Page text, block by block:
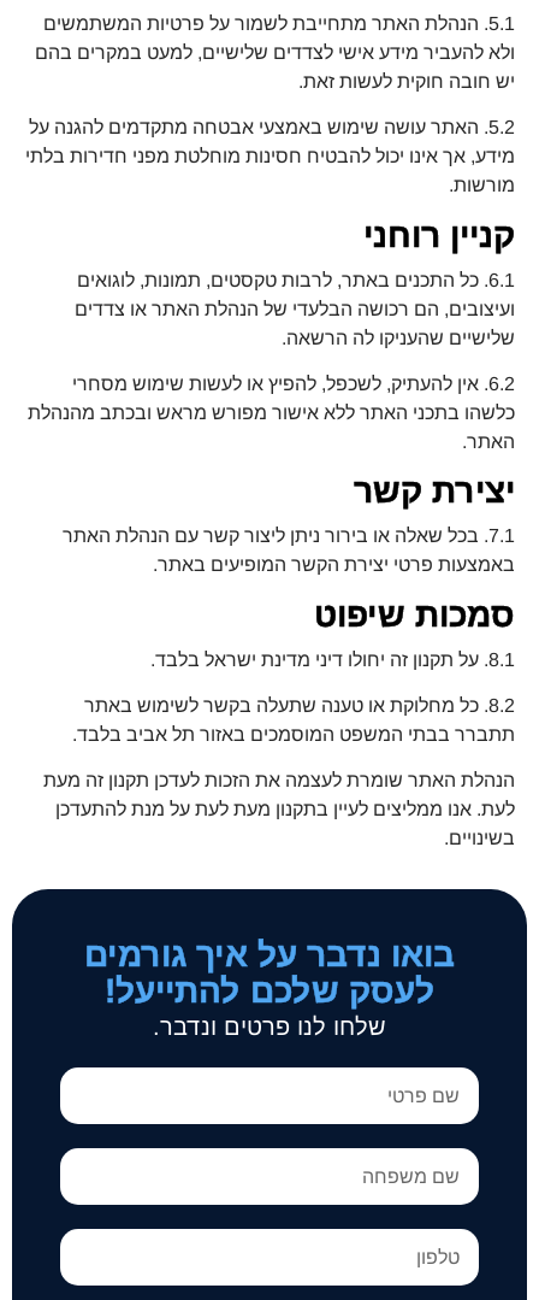
5.1. הנהלת האתר מתחייבת לשמור על פרטיות המשתמשים
ולא להעביר מידע אישי לצדדים שלישיים, למעט במקרים בהם
יש חובה חוקית לעשות זאת.
5.2. האתר עושה שימוש באמצעי אבטחה מתקדמים להגנה על
מידע, אך אינו יכול להבטיח חסינות מוחלטת מפני חדירות בלתי
מורשות.
קניין רוחני
6.1. כל התכנים באתר, לרבות טקסטים, תמונות, לוגואים
ועיצובים, הם רכושה הבלעדי של הנהלת האתר או צדדים
שלישיים שהעניקו לה הרשאה.
6.2. אין להעתיק, לשכפל, להפיץ או לעשות שימוש מסחרי
כלשהו בתכני האתר ללא אישור מפורש מראש ובכתב מהנהלת
האתר.
יצירת קשר
7.1. בכל שאלה או בירור ניתן ליצור קשר עם הנהלת האתר
באמצעות פרטי יצירת הקשר המופיעים באתר.
סמכות שיפוט
8.1. על תקנון זה יחולו דיני מדינת ישראל בלבד.
8.2. כל מחלוקת או טענה שתעלה בקשר לשימוש באתר
תתברר בבתי המשפט המוסמכים באזור תל אביב בלבד.
הנהלת האתר שומרת לעצמה את הזכות לעדכן תקנון זה מעת
לעת. אנו ממליצים לעיין בתקנון מעת לעת על מנת להתעדכן
בשינויים.
בואו נדבר על איך גורמים
לעסק שלכם להתייעל!
שלחו לנו פרטים ונדבר.